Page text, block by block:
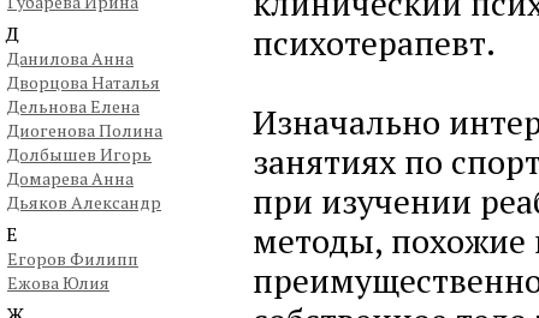
Д
Данилова Анна
Дворцова Наталья
Дельнова Елена
Диогенова Полина
Долбышев Игорь
Домарева Анна
Дьяков Александр
Е
Егоров Филипп
Ежова Юлия
психотерапевт.
Изначально
занятиях по
при изучении
методы, похожие